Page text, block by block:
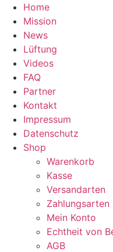
Zum
Inhalt
springen
Home
Mission
News
Lüftung
Videos
FAQ
Partner
Kontakt
Impressum
Datenschutz
Shop
Warenkorb
Kasse
Versandarten
Zahlungsarten
Mein Konto
Echtheit von
AGB